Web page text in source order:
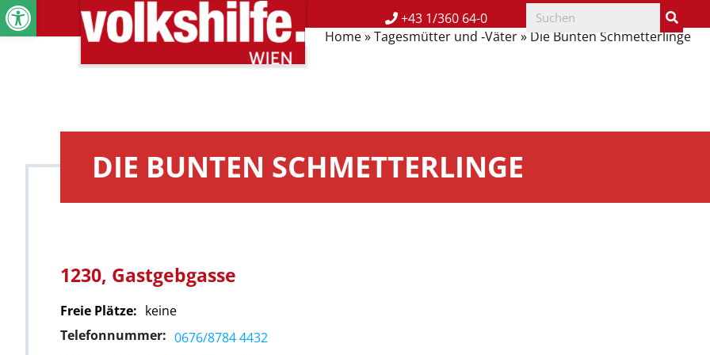
+43 1/360 64-0
Home»Tagesmütter und ‑Väter» Die Bunten Schmetterlinge
DIE BUNTEN SCHMETTERLINGE
1230, Gastgebgasse
Freie Plätze: keine
Telefonnummer: 0676/8784 4432